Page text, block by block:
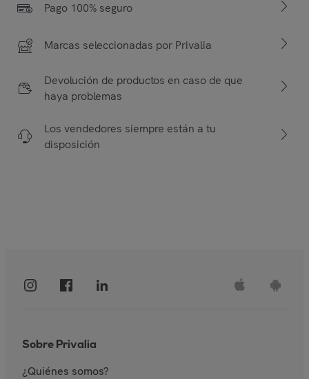
Pago 100% seguro
Marcas seleccionadas por Privalia
Devolución de productos en caso de que
haya problemas
Los vendedores siempre están a tu
disposición
Sobre Privalia
¿Quiénes somos?